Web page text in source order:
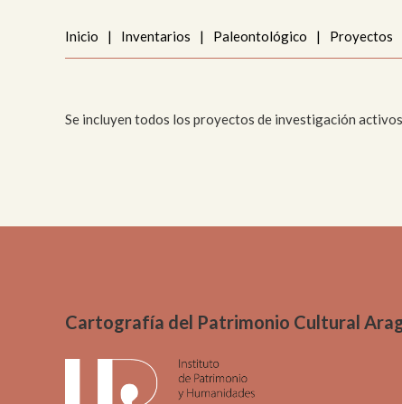
Inicio | Inventarios | Paleontológico | Proyectos
Se incluyen todos los proyectos de investigación
Cartografía del Patrimonio Cultural